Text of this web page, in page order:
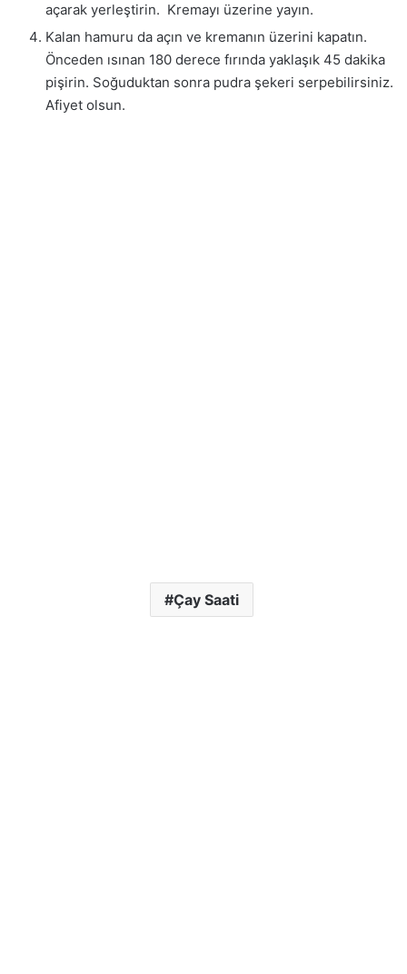
açarak yerleştirin. Kremayı üzerine yayın.
Kalan hamuru da açın ve kremanın üzerini kapatın.
Önceden ısınan 180 derece fırında yaklaşık 45 dakika
pişirin. Soğuduktan sonra pudra şekeri serpebilirsiniz.
Afiyet olsun.
Çay Saati